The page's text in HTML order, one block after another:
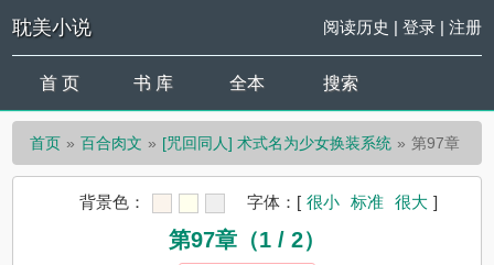
耽美小说 阅读历史 | 登录| 注册
首 页 书 库 全本 搜索
首页 百合肉文 [咒回同人] 术式名为少女换装系统 第97章
背景色： 字体： [ 很小 标准 很大 ]
第97章（1 / 2）